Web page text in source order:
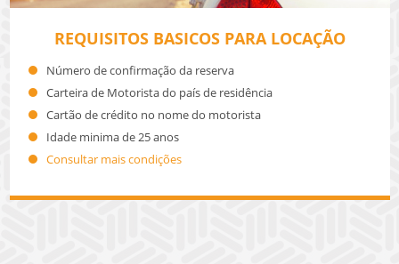
REQUISITOS BASICOS PARA LOCAÇÃO
Número de confirmação da reserva
Carteira de Motorista do país de residência
Cartão de crédito no nome do motorista
Idade minima de 25 anos
Consultar mais condições